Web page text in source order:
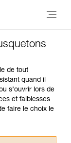
de tout
quand il
s’ouvrir lors de
et faiblesses
faire le choix le